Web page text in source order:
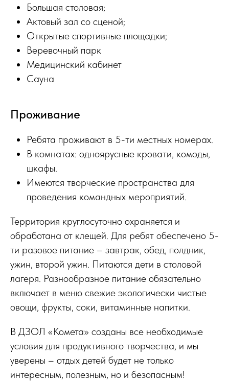
Большая столовая;
Актовый зал со сценой;
Открытые спортивные площадки;
Веревочный парк
Медицинский кабинет
Сауна
Проживание
Ребята проживают в 5-ти местных номерах.
В комнатах: одноярусные кровати, комоды,
шкафы.
Имеются творческие пространства для
проведения командных мероприятий.
Территория круглосуточно охраняется и
обработана от клещей. Для ребят обеспечено 5-
ти разовое питание – завтрак, обед, полдник,
ужин, второй ужин. Питаются дети в столовой
лагеря. Разнообразное питание обязательно
включает в меню свежие экологически чистые
овощи, фрукты, соки, витаминные напитки.
В ДЗОЛ «Комета» созданы все необходимые
условия для продуктивного творчества, и мы
уверены – отдых детей будет не только
интересным, полезным, но и безопасным!